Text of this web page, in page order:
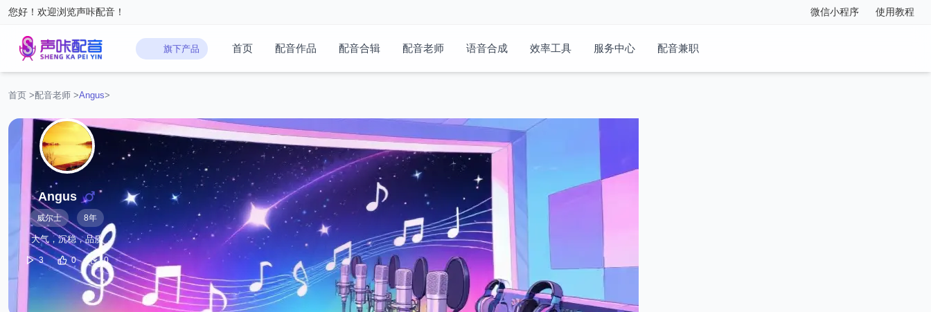
您好！欢迎浏览声咔配音！ 微信小程序 使用教程
旗下产品 首页 配音作品 配音合辑 配音老师 语音合成 效率工具 服务中心 配音兼职
首页 >配音老师 >Angus‌>
Angus‌
威尔士 8年
大气，沉稳，品质
3 0 0